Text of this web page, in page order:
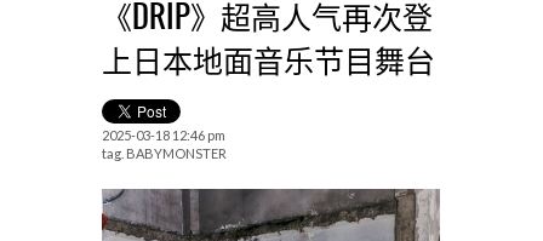
《DRIP》超高人气再次登
上日本地面音乐节目舞台
2025-03-18 12:46 pm
tag. BABYMONSTER